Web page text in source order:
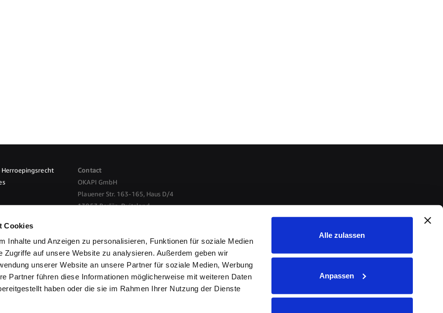
Cookies
Inhalte und Anzeigen zu personalisieren, Funktionen für soziale Medien
Zugriffe auf unsere Website zu analysieren. Außerdem geben wir
unserer Website an unsere Partner für soziale Medien, Werbung
Partner führen diese Informationen möglicherweise mit weiteren Daten
haben oder die sie im Rahmen Ihrer Nutzung der Dienste
Alle zulassen
Anpassen
Herroepingsrecht
Contact
OKAPI GmbH
Plauener Str. 163-165, Haus D/4
13053 Berlijn, Duitsland
Privacybeleid
Bestelproces